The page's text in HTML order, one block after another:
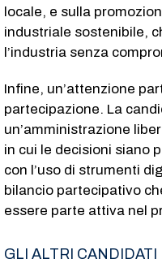
locale, e sulla
industriale sostenibile,
l’industria senza
Infine, un’attenzione
partecipazione. La
un’amministrazione
in cui le decisioni siano
con l’uso di strumenti
bilancio partecipativo
essere parte attiva nel
GLI ALTRI CANDIDATI